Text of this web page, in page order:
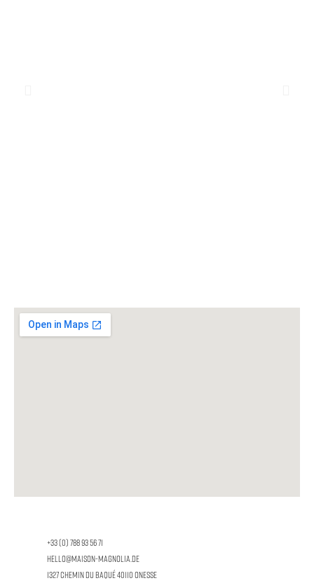
+33 (0) 788 93 56 71
hello@maison-magnolia.de
1327 Chemin du Baqué 40110 Onesse